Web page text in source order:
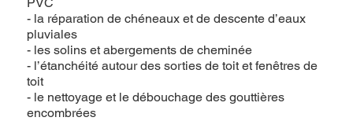
- la réparation de chéneaux et de descente d’eaux
pluviales
- les solins et abergements de cheminée
- l’étanchéité autour des sorties de toit et fenêtres de
toit
- le nettoyage et le débouchage des gouttières
encombrées